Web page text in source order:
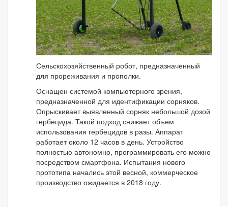
Сельскохозяйственный робот, предназначенный
для прореживания и прополки.
Оснащен системой компьютерного зрения,
предназначенной для идентификации сорняков.
Опрыскивает выявленный сорняк небольшой дозой
гербецида. Такой подход снижает объем
использования гербецидов в разы. Аппарат
работает около 12 часов в день. Устройство
полностью автономно, программировать его можно
посредством смартфона. Испытания нового
прототипа начались этой весной, коммерческое
производство ожидается в 2018 году.